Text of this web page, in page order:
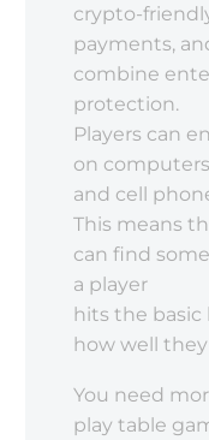
crypto-
payments,
combine
protection.
Players can
on
and cell
This means
can find
a player
hits the basic
how well they
You need
play table